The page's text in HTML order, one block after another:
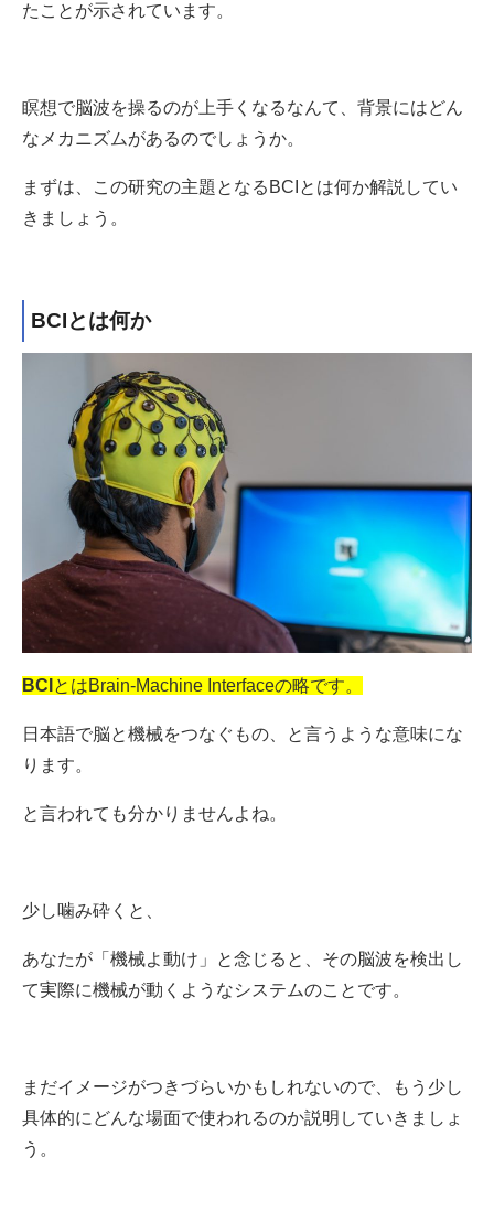
たことが示されています。
瞑想で脳波を操るのが上手くなるなんて、背景にはどん
なメカニズムがあるのでしょうか。
まずは、この研究の主題となるBCIとは何か解説してい
きましょう。
BCIとは何か
BCI とはBrain-Machine Interfaceの略です。
日本語で脳と機械をつなぐもの、と言うような意味にな
ります。
と言われても分かりませんよね。
少し噛み砕くと、
あなたが「機械よ動け」と念じると、その脳波を検出し
て実際に機械が動くようなシステムのことです。
まだイメージがつきづらいかもしれないので、もう少し
具体的にどんな場面で使われるのか説明していきましょ
う。